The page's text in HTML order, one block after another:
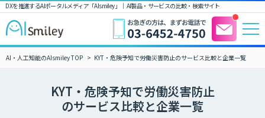
DXを推進するAIポータルメディア「AIsmiley」｜ AI製品・サービスの比較・検索サイト
AI・人工知能のAIsmiley TOP KYT・危険予知で労働災害防止のサービス比較と企業一覧
KYT・危険予知で労働災害防止
のサービス比較と企業一覧